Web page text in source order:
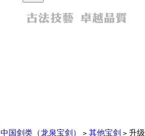
中国剑类（龙泉宝剑） > 其他宝剑 > 升